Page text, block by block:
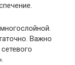
Важно